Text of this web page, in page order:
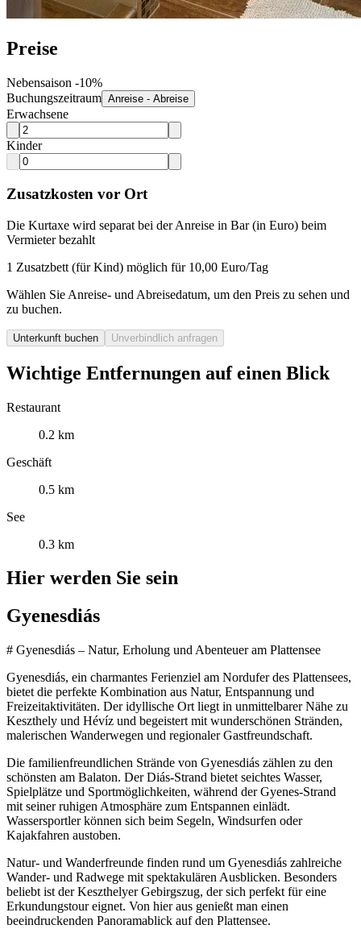
Preise
Nebensaison -10%
Buchungszeitraum Anreise - Abreise
Erwachsene
Kinder
Zusatzkosten vor Ort
Die Kurtaxe wird separat bei der Anreise in Bar (in Euro) beim
Vermieter bezahlt
1 Zusatzbett (für Kind) möglich für 10,00 Euro/Tag
Wählen Sie Anreise- und Abreisedatum, um den Preis zu sehen und
zu buchen.
Unterkunft buchen Unverbindlich anfragen
Wichtige Entfernungen auf einen Blick
Restaurant
0.2 km
Geschäft
0.5 km
See
0.3 km
Hier werden Sie sein
Gyenesdiás
# Gyenesdiás – Natur, Erholung und Abenteuer am Plattensee
Gyenesdiás, ein charmantes Ferienziel am Nordufer des Plattensees,
bietet die perfekte Kombination aus Natur, Entspannung und
Freizeitaktivitäten. Der idyllische Ort liegt in unmittelbarer Nähe zu
Keszthely und Hévíz und begeistert mit wunderschönen Stränden,
malerischen Wanderwegen und regionaler Gastfreundschaft.
Die familienfreundlichen Strände von Gyenesdiás zählen zu den
schönsten am Balaton. Der Diás-Strand bietet seichtes Wasser,
Spielplätze und Sportmöglichkeiten, während der Gyenes-Strand
mit seiner ruhigen Atmosphäre zum Entspannen einlädt.
Wassersportler können sich beim Segeln, Windsurfen oder
Kajakfahren austoben.
Natur- und Wanderfreunde finden rund um Gyenesdiás zahlreiche
Wander- und Radwege mit spektakulären Ausblicken. Besonders
beliebt ist der Keszthelyer Gebirgszug, der sich perfekt für eine
Erkundungstour eignet. Von hier aus genießt man einen
beeindruckenden Panoramablick auf den Plattensee.